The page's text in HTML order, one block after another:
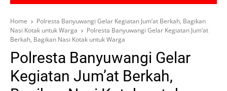
Home
Polresta Banyuwangi Gelar Kegiatan Jum’at Berkah, Bagikan
Nasi Kotak untuk Warga
Polresta Banyuwangi Gelar Kegiatan Jum’at
Berkah, Bagikan Nasi Kotak untuk Warga
Polresta Banyuwangi Gelar
Kegiatan Jum’at Berkah,